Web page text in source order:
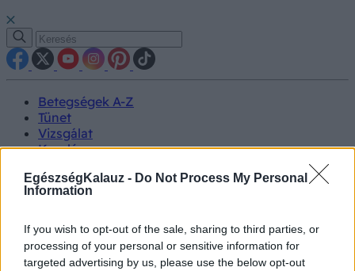
EgészségKalauz - Do Not Process My Personal
Information
If you wish to opt-out of the sale, sharing to third parties, or
processing of your personal or sensitive information for
targeted advertising by us, please use the below opt-out
Betegségek A-Z
Tünet
Vizsgálat
Kezelés
Kutatás
Prevenció
Videók
Kisállatok egészsége